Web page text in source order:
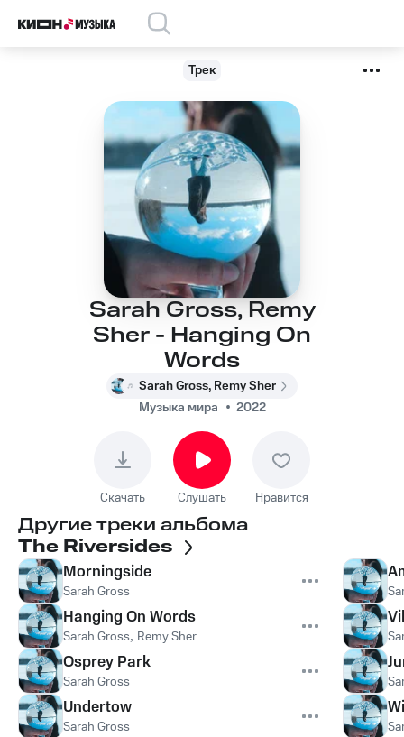
Трек
Sarah Gross, Remy
Sher - Hanging On
Words
Sarah Gross, Remy Sher
Музыка мира
2022
Скачать Слушать Нравится
Другие треки альбома
The Riversides
Morningside
Sarah Gross
Hanging On Words
Sarah Gross, Remy Sher
Osprey Park
Sarah Gross
Undertow
Sarah Gross